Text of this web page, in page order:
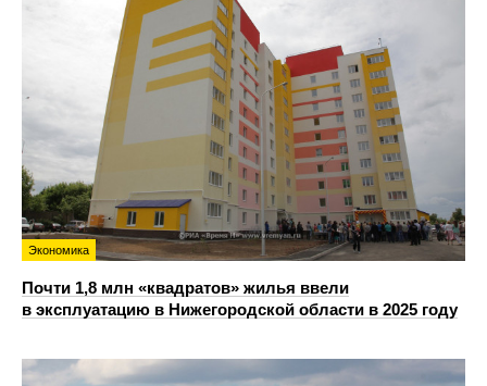
Экономика
Почти 1,8 млн «квадратов» жилья ввели
в эксплуатацию в Нижегородской области в 2025 году